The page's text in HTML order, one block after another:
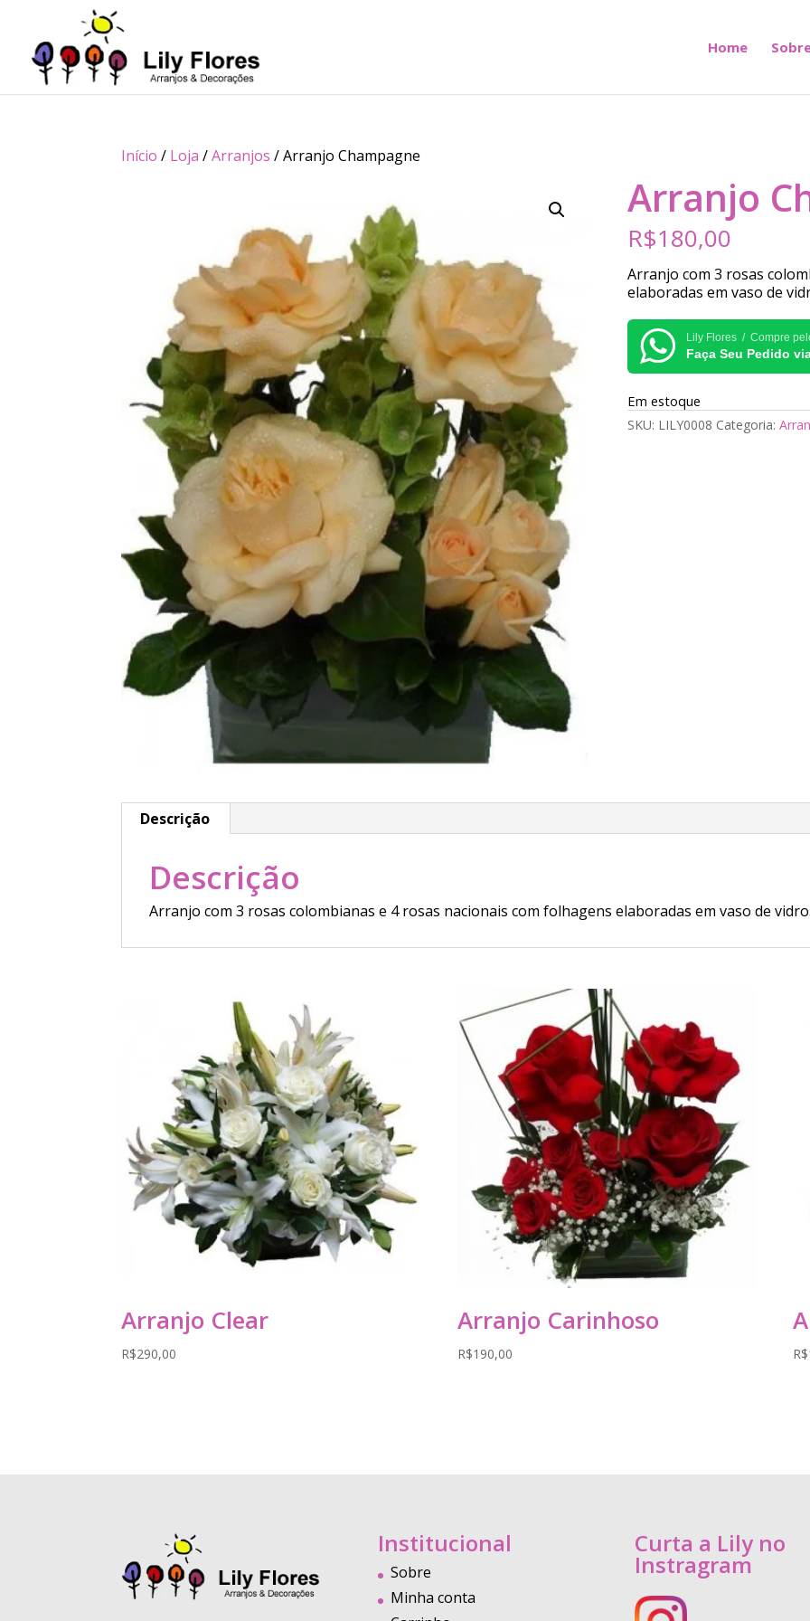
Home
Início / Loja /Arranjos / Arranjo Champagne
Arranjo
R$180,00
Arranjo com 3 rosas
elaboradas em vaso de
Lily Flores / Compre
Faça Seu Pedido
Em estoque
SKU: LILY0008 Categoria:
Descrição
Descrição
Arranjo com 3 rosas colombianas e 4 rosas nacionais com folhagens elaboradas em vaso de
Arranjo Clear
R$290,00
Arranjo Carinhoso
R$190,00 R$
Institucional
Sobre
Minha conta
Curta a Lily no
Instragram